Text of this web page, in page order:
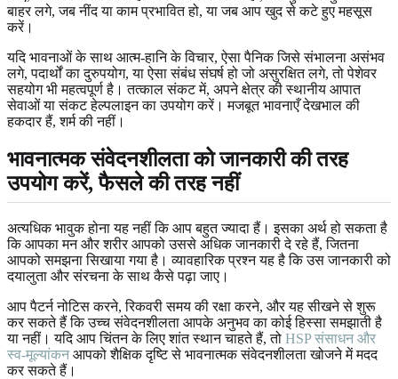
बाहर लगे, जब नींद या काम प्रभावित हो, या जब आप खुद से कटे हुए महसूस
करें।
यदि भावनाओं के साथ आत्म-हानि के विचार, ऐसा पैनिक जिसे संभालना असंभव
लगे, पदार्थों का दुरुपयोग, या ऐसा संबंध संघर्ष हो जो असुरक्षित लगे, तो पेशेवर
सहयोग भी महत्वपूर्ण है। तत्काल संकट में, अपने क्षेत्र की स्थानीय आपात
सेवाओं या संकट हेल्पलाइन का उपयोग करें। मजबूत भावनाएँ देखभाल की
हकदार हैं, शर्म की नहीं।
भावनात्मक संवेदनशीलता को जानकारी की तरह
उपयोग करें, फैसले की तरह नहीं
अत्यधिक भावुक होना यह नहीं कि आप बहुत ज्यादा हैं। इसका अर्थ हो सकता है
कि आपका मन और शरीर आपको उससे अधिक जानकारी दे रहे हैं, जितना
आपको समझना सिखाया गया है। व्यावहारिक प्रश्न यह है कि उस जानकारी को
दयालुता और संरचना के साथ कैसे पढ़ा जाए।
आप पैटर्न नोटिस करने, रिकवरी समय की रक्षा करने, और यह सीखने से शुरू
कर सकते हैं कि उच्च संवेदनशीलता आपके अनुभव का कोई हिस्सा समझाती है
या नहीं। यदि आप चिंतन के लिए शांत स्थान चाहते हैं, तो HSP संसाधन और
स्व-मूल्यांकनआपको शैक्षिक दृष्टि से भावनात्मक संवेदनशीलता खोजने में मदद
कर सकते हैं।